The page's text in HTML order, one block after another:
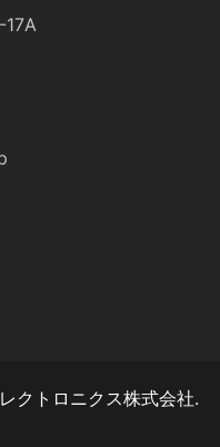
クトロニクス株式会社.